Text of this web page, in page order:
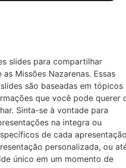
slides para compartilhar
Missões Nazarenas. Essas
são baseadas em tópicos
que você pode querer
Sinta-se à vontade para
na integra ou
de cada
personalizada, ou
único em um momento de